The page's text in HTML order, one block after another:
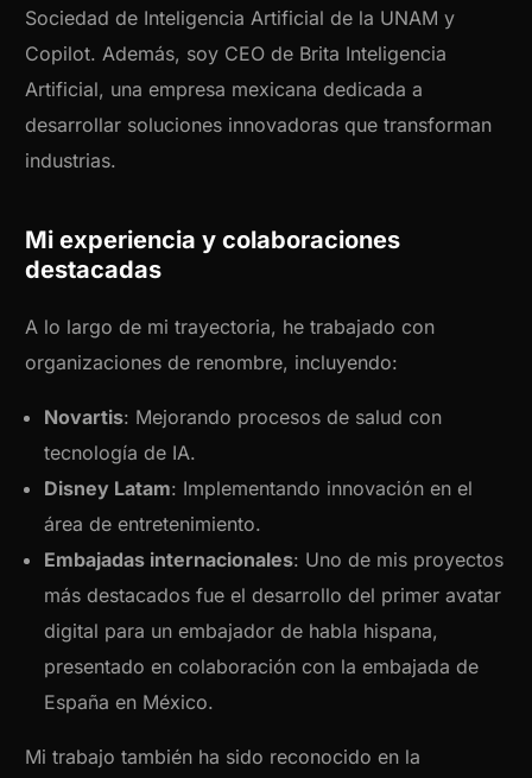
Sociedad de Inteligencia Artificial de la UNAM y
Copilot. Además, soy CEO de Brita Inteligencia
Artificial, una empresa mexicana dedicada a
desarrollar soluciones innovadoras que transforman
industrias.
Mi experiencia y colaboraciones
destacadas
A lo largo de mi trayectoria, he trabajado con
organizaciones de renombre, incluyendo:
Novartis: Mejorando procesos de salud con
tecnología de IA.
Disney Latam: Implementando innovación en el
área de entretenimiento.
Embajadas internacionales: Uno de mis proyectos
más destacados fue el desarrollo del primer avatar
digital para un embajador de habla hispana,
presentado en colaboración con la embajada de
España en México.
Mi trabajo también ha sido reconocido en la